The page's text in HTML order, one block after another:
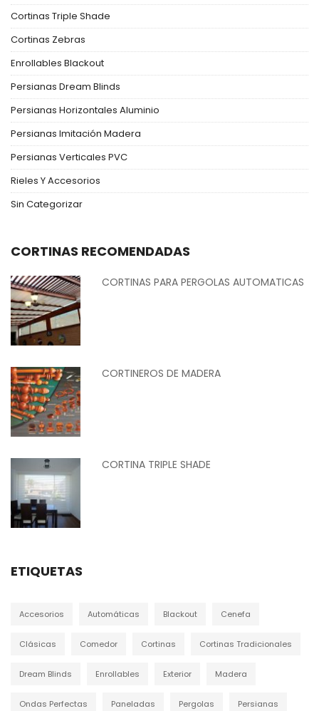
Cortinas Triple Shade
Cortinas Zebras
Enrollables Blackout
Persianas Dream Blinds
Persianas Horizontales Aluminio
Persianas Imitación Madera
Persianas Verticales PVC
Rieles Y Accesorios
Sin Categorizar
CORTINAS RECOMENDADAS
CORTINAS PARA PERGOLAS AUTOMATICAS
CORTINEROS DE MADERA
CORTINA TRIPLE SHADE
ETIQUETAS
Accesorios Automáticas Blackout Cenefa
Clásicas Comedor Cortinas Cortinas Tradicionales
Dream Blinds Enrollables Exterior Madera
Ondas Perfectas Paneladas Pergolas Persianas